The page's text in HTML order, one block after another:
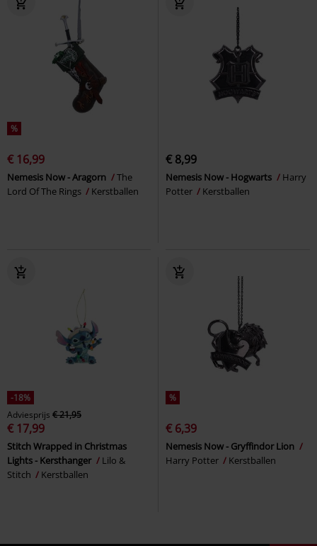
%
€ 16,99
Nemesis Now - Aragorn
The
Lord Of The Rings
Kerstballen
€ 8,99
Nemesis Now - Hogwarts
Harry
Potter
Kerstballen
-18%
Adviesprijs € 21,95
€ 17,99
Stitch Wrapped in Christmas
Lights - Kersthanger
Lilo &
Stitch
Kerstballen
%
€ 6,39
Nemesis Now - Gryffindor Lion
Harry Potter
Kerstballen